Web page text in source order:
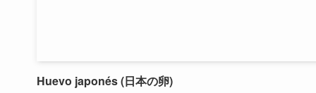
Huevo japonés (日本の卵)